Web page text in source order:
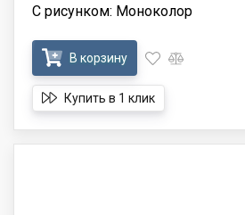
С рисунком: Моноколор
В корзину
Купить в 1 клик